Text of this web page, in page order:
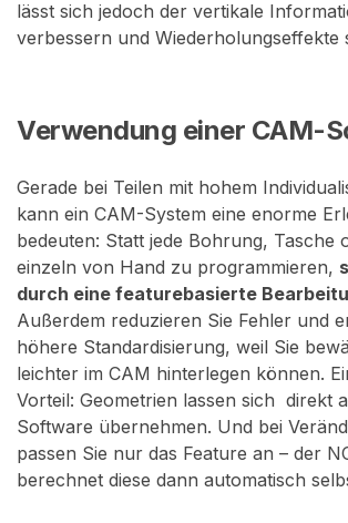
lässt sich jedoch der vertikale
verbessern und Wiederholungseffekte
Verwendung einer CAM-
Gerade bei Teilen mit hohem
kann ein CAM-System eine enorme
bedeuten: Statt jede Bohrung, Tasche
einzeln von Hand zu programmieren,
durch eine featurebasierte
Außerdem reduzieren Sie Fehler und
höhere Standardisierung, weil Sie
leichter im CAM hinterlegen können.
Vorteil: Geometrien lassen sich direkt
Software übernehmen. Und bei
passen Sie nur das Feature an – der
berechnet diese dann automatisch